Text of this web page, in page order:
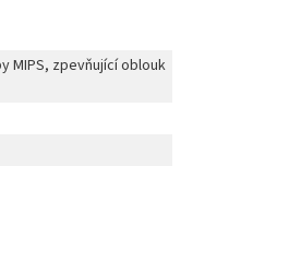
MIPS, zpevňující oblouk